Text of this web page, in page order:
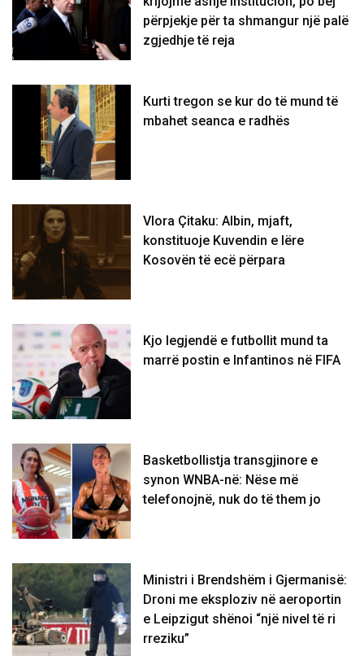
përpjekje për ta shmangur një palë
zgjedhje të reja
Kurti tregon se kur do të mund të
mbahet seanca e radhës
Vlora Çitaku: Albin, mjaft,
konstituoje Kuvendin e lëre
Kosovën të ecë përpara
Kjo legjendë e futbollit mund ta
marrë postin e Infantinos në FIFA
Basketbollistja transgjinore e
synon WNBA-në: Nëse më
telefonojnë, nuk do të them jo
Ministri i Brendshëm i Gjermanisë:
Droni me eksploziv në aeroportin
e Leipzigut shënoi “një nivel të ri
rreziku”